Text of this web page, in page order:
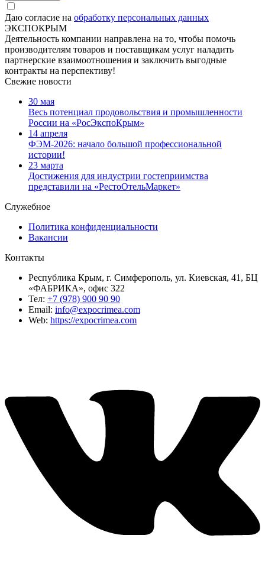
Даю согласие на обработку персональных данных
ЭКСПОКРЫМ
Деятельность компании направлена на то, чтобы помочь
производителям товаров и поставщикам услуг наладить
партнерские взаимоотношения и заключить выгодные
контракты на перспективу!
Свежие новости
30 мая
Весь потенциал продовольствия и промышленности
России на «РосЭкспоКрым»
14 апреля
ФЭМ-2026: начало большой профессиональной
истории!
23 марта
Достижения для индустрии гостеприимства
представили на «РестоОтельМаркет»
Служебное
Политика конфиденциальности
Вакансии
Контакты
Республика Крым, г. Симферополь, ул. Киевская, 41, БЦ
«ФАБРИКА», офис 322
Тел: +7 (978) 900 90 90
Email: info@expocrimea.com
Web: https://expocrimea.com